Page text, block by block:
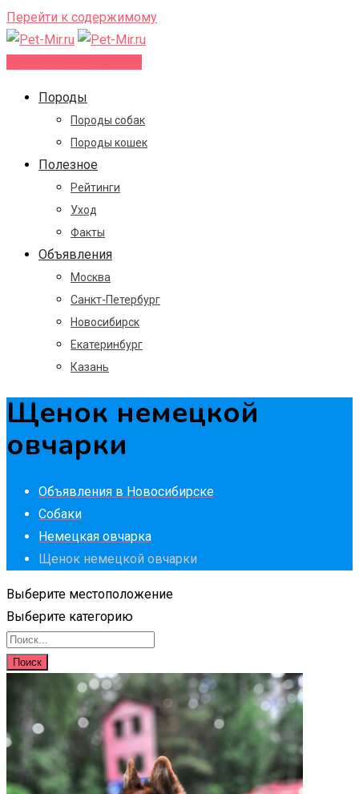
Перейти к содержимому
Породы
Породы собак
Породы кошек
Полезное
Рейтинги
Уход
Факты
Объявления
Москва
Санкт-Петербург
Новосибирск
Екатеринбург
Казань
Щенок немецкой
овчарки
Объявления в Новосибирске
Собаки
Немецкая овчарка
Щенок немецкой овчарки
Выберите местоположение
Выберите категорию
Поиск